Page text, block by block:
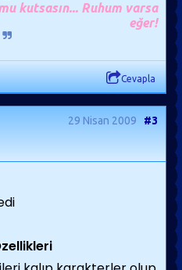
kutsasın... Ruhum varsa
eğer!
Cevapla
29 Nisan 2009 #3